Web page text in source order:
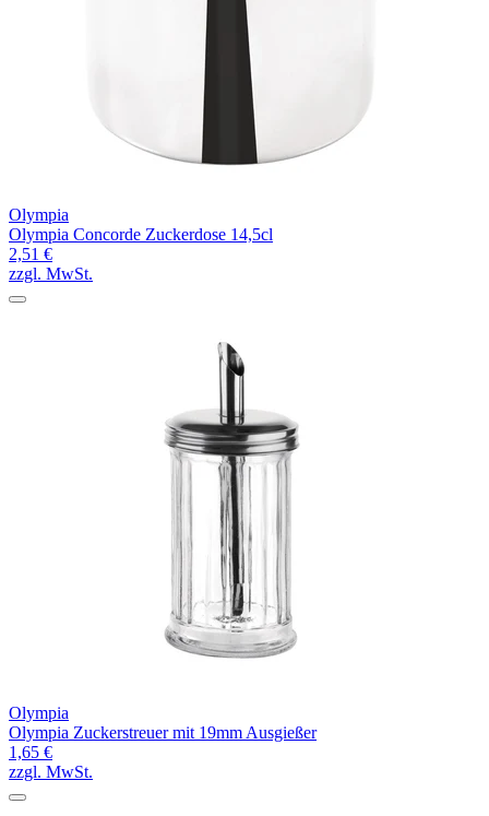
Olympia
Olympia Concorde Zuckerdose 14,5cl
2,51 €
zzgl. MwSt.
Olympia
Olympia Zuckerstreuer mit 19mm Ausgießer
1,65 €
zzgl. MwSt.